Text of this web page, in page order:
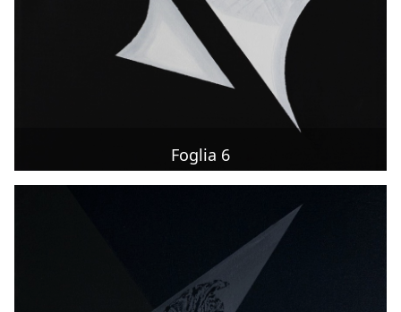
Foglia 6